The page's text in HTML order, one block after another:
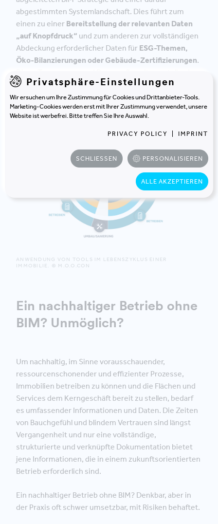
abgestimmten Systemlandschaft. Dies führt zum
einen zu einer Bereitstellung der relevanten Daten
„auf Knopfdruck“ und zum anderen zur vollständigen
Abdeckung erforderlicher Daten für ESG-Themen,
Öko-Bilanzierungen oder Gebäude-Zertifizierungen.
jedem Projekt sicher, dass keine Maßnahmen ergriffen
werden, die nicht im Sinne der Nachhaltigkeit sind.
ANWENDUNG VON TOOLS IM LEBENSZYKLUS EINER
IMMOBILIE. © M.O.O.CON
Ein nachhaltiger Betrieb ohne
BIM? Unmöglich?
Um nachhaltig, im Sinne vorausschauender,
ressourcenschonender und effizienter Prozesse,
Immobilien betreiben zu können und die Flächen und
Services dem Kerngeschäft bereit zu stellen, bedarf
es umfassender Informationen und Daten. Die Zeiten
von Bauchgefühl und blindem Vertrauen sind längst
Vergangenheit und nur eine vollständige,
strukturierte und verknüpfte Dokumentation bietet
jene Informationen, die in einem zukunftsorientierten
Betrieb erforderlich sind.
Ein nachhaltiger Betrieb ohne BIM? Denkbar, aber in
der Praxis oft schwer umsetzbar, mit Risiken behaftet.
Privatsphäre-Einstellungen
Wir ersuchen um Ihre Zustimmung für Cookies und Drittanbieter-Tools.
Marketing-Cookies werden erst mit Ihrer Zustimmung verwendet, unsere
Website ist werbefrei. Bitte treffen Sie Ihre Auswahl.
PRIVACY POLICY IMPRINT
SCHLIESSEN PERSONALISIEREN
ALLE AKZEPTIEREN